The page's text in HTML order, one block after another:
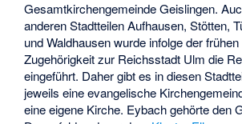
Gesamtkirchengemeinde Geislingen.
anderen Stadtteilen Aufhausen, Stötten,
und Waldhausen wurde infolge der frühen
Zugehörigkeit zur Reichsstadt Ulm die
eingeführt. Daher gibt es in diesen
jeweils eine evangelische
eine eigene Kirche. Eybach gehörte den